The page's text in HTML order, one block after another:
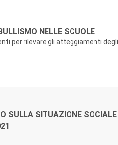
NELLE SCUOLE
per rilevare gli atteggiamenti degli
SULLA SITUAZIONE SOCIALE